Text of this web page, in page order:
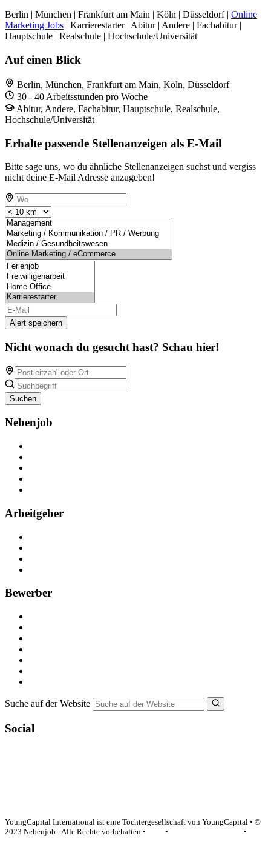
Berlin | München | Frankfurt am Main | Köln | Düsseldorf | Online
Marketing Jobs | Karrierestarter | Abitur | Andere | Fachabitur |
Hauptschule | Realschule | Hochschule/Universität
Auf einen Blick
Berlin, München, Frankfurt am Main, Köln, Düsseldorf
30 - 40 Arbeitsstunden pro Woche
Abitur, Andere, Fachabitur, Hauptschule, Realschule,
Hochschule/Universität
Erhalte passende Stellenanzeigen als E-Mail
Bitte sage uns, wo du ähnliche Stellenanzeigen suchst und vergiss
nicht deine E-Mail Adresse anzugeben!
Alert speichern
Nicht wonach du gesucht hast? Schau hier!
Suchen
Nebenjob
Arbeitgeber
Bewerber
Suche auf der Website
Social
YoungCapital International ist eine Tochtergesellschaft von YoungCapital • ©
2023 Nebenjob - Alle Rechte vorbehalten •
•
•